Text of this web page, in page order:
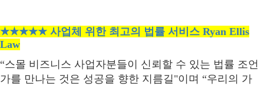
★★★★★ 사업체 위한 최고의 법률 서비스 Ryan Ellis
Law
“스몰 비즈니스 사업자분들이 신뢰할 수 있는 법률 조언
가를 만나는 것은 성공을 향한 지름길 "이며 “우리의 가